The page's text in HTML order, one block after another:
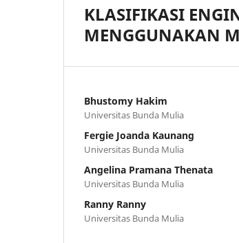
KLASIFIKASI
MENGGUNAKAN
Bhustomy Hakim
Universitas Bunda Mulia
Fergie Joanda Kaunang
Universitas Bunda Mulia
Angelina Pramana Thenata
Universitas Bunda Mulia
Ranny Ranny
Universitas Bunda Mulia